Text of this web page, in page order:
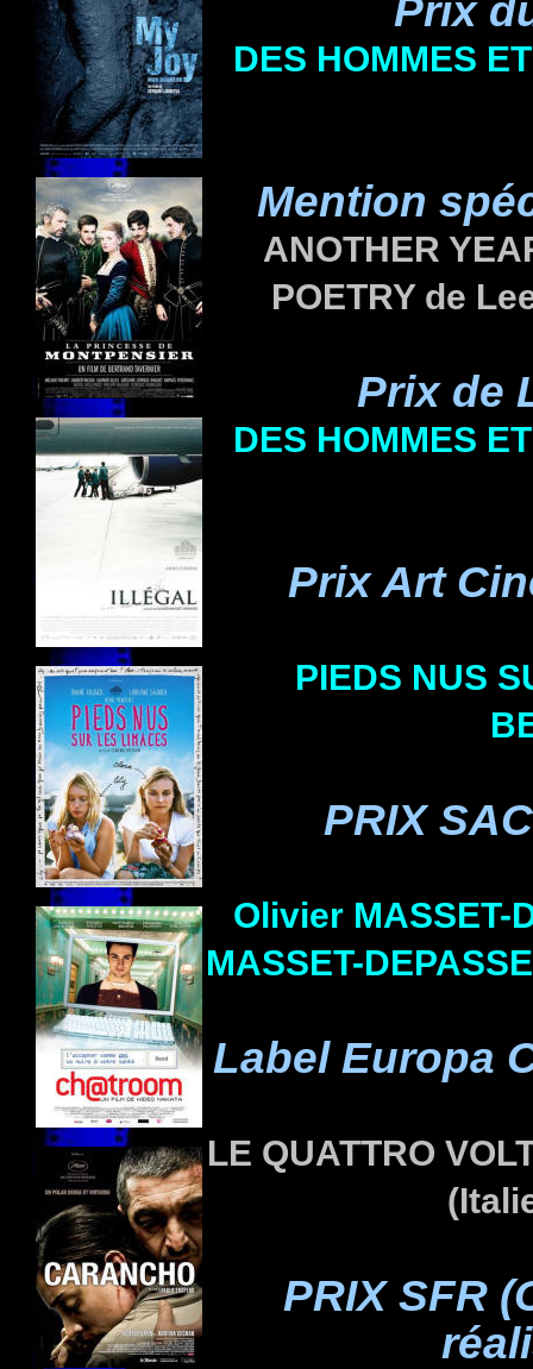
Prix
DES HOMMES
Mention
ANOTHER
POETRY de
Prix de
DES HOMMES
Prix Art
PIEDS NUS
PRIX
Olivier MASSET-
MASSET-DEPASSE
Label Europa
LE QUATTRO
PRIX SFR